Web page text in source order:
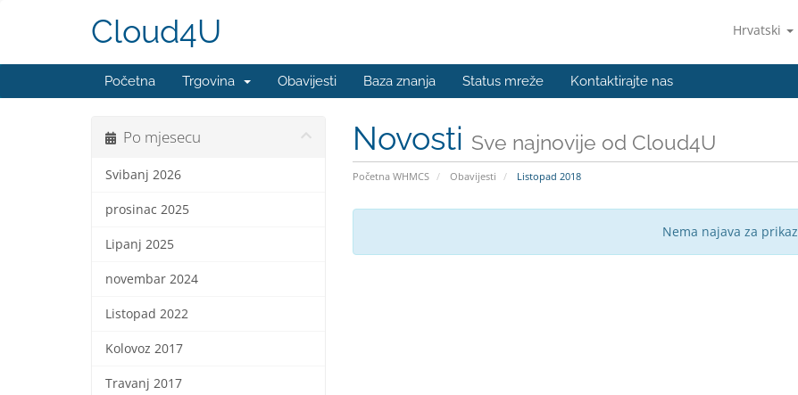
Hrvatski
Cloud4U
Početna Trgovina Obavijesti Baza znanja Status mreže Kontaktirajte nas
Novosti Sve najnovije od Cloud4U
Početna WHMCS Obavijesti Listopad 2018
Po mjesecu
Svibanj 2026
prosinac 2025
Lipanj 2025
novembar 2024
Listopad 2022
Kolovoz 2017
Travanj 2017
Nema najava za prikaz